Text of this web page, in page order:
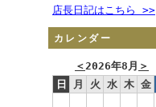
店長日記はこちら >>
カレンダー
＜2026年8月 ＞
日
月 火 水 木 金